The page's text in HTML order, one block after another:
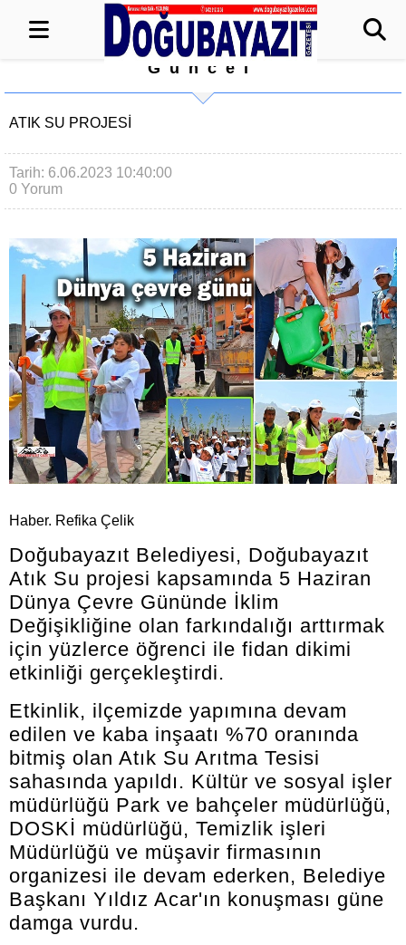
Güncel
ATIK SU PROJESİ
Tarih: 6.06.2023 10:40:00
0 Yorum
Haber. Refika Çelik
Doğubayazıt Belediyesi, Doğubayazıt
Atık Su projesi kapsamında 5 Haziran
Dünya Çevre Gününde İklim
Değişikliğine olan farkındalığı arttırmak
için yüzlerce öğrenci ile fidan dikimi
etkinliği gerçekleştirdi.
Etkinlik, ilçemizde yapımına devam
edilen ve kaba inşaatı %70 oranında
bitmiş olan Atık Su Arıtma Tesisi
sahasında yapıldı. Kültür ve sosyal işler
müdürlüğü Park ve bahçeler müdürlüğü,
DOSKİ müdürlüğü, Temizlik işleri
Müdürlüğü ve müşavir firmasının
organizesi ile devam ederken, Belediye
Başkanı Yıldız Acar'ın konuşması güne
damga vurdu.